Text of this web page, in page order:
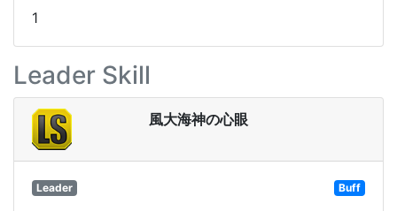
1
Leader Skill
風大海神の心眼
Leader Buff